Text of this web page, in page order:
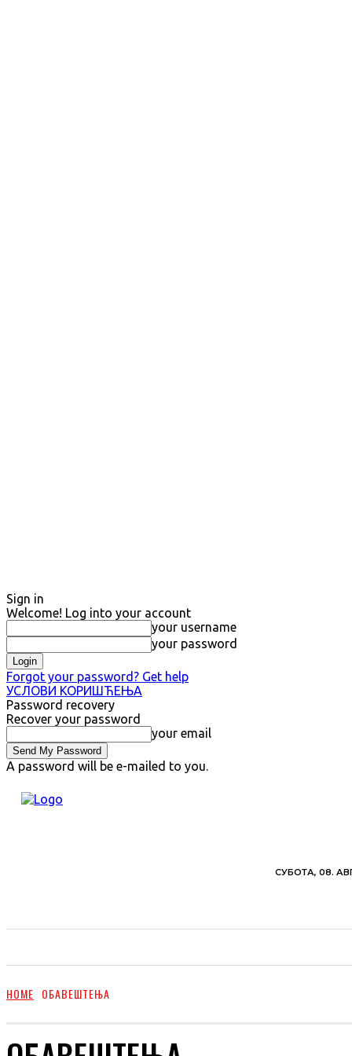
Sign in
Welcome! Log into your account
your username
your password
Forgot your password? Get help
УСЛОВИ КОРИШЋЕЊА
Password recovery
Recover your password
your email
A password will be e-mailed to you.
СУБОТА, 08.
HOME ОБАВЕШТЕЊА